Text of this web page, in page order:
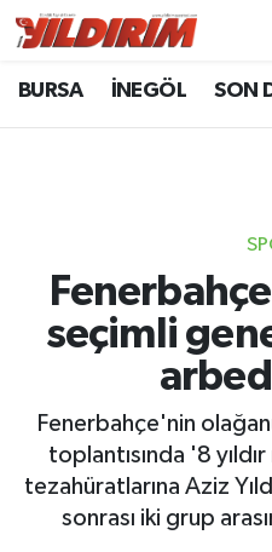
BURSA İNEGÖL SON
seçimli
Fenerbahçe'nin
toplantısında '8
tezahüratlarına Aziz
sonrası iki grup
BURSA
GÜNDEM
RESMİ İLANLAR
SİYASET
YAŞAM
Bursa Nöbetçi
Bursa Trafik
Süper Lig Puan
Son Dakika Haberleri
Haber Arşivi